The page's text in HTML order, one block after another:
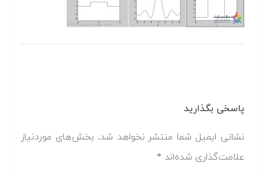
پاسخی بگذارید
نشانی ایمیل شما منتشر نخواهد شد. بخش‌های موردنیاز
علامت‌گذاری شده‌اند *